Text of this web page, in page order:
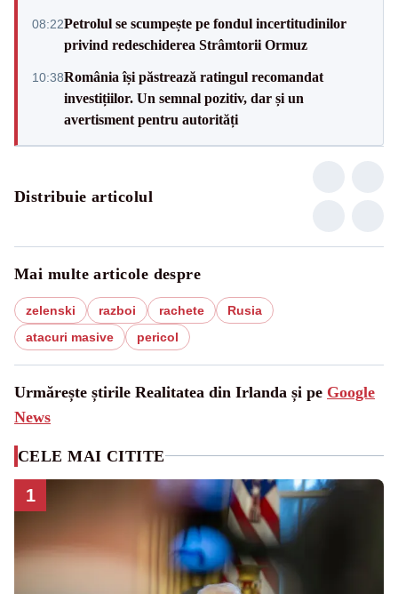
08:22Petrolul se scumpește pe fondul incertitudinilor
privind redeschiderea Strâmtorii Ormuz
10:38România își păstrează ratingul recomandat
investițiilor. Un semnal pozitiv, dar și un
avertisment pentru autorități
Distribuie articolul
Mai multe articole despre
zelenski razboi rachete
Rusia
atacuri masive
pericol
Urmărește știrile Realitatea din Irlanda și pe Google
News
CELE MAI CITITE
1